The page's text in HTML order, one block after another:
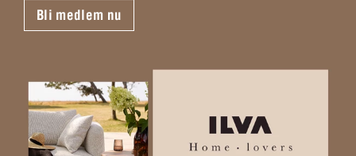
Bli medlem nu